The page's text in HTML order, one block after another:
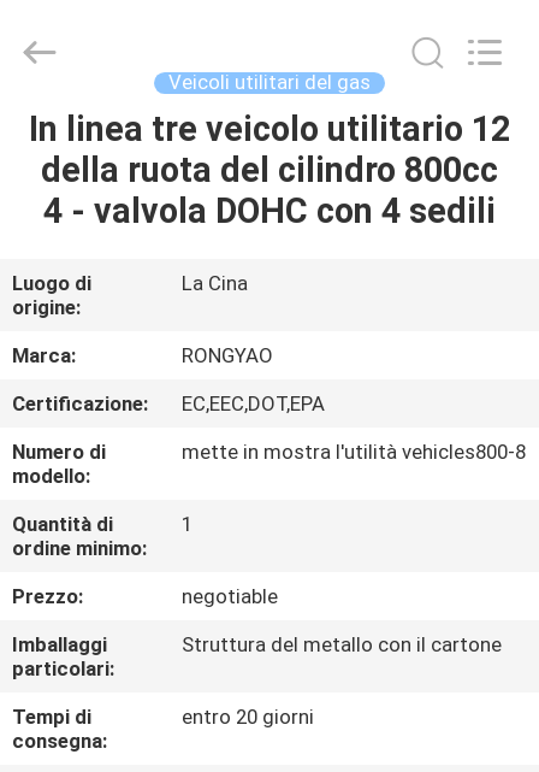
CASA
PRODOTTI
CIRCA
NOI
GIRO
DELLA
FABBRICA
CONTROLLO
DI
QUALITÀ
CONTATTICI
Rongyao
Vehicle
Reserved.
Veicoli utilitari del gas
In linea tre veicolo utilitario 12
della ruota del cilindro 800cc
4 - valvola DOHC con 4 sedili
Luogo di
origine:
La Cina
Marca:
RONGYAO
Certificazione:
EC,EEC,DOT,EPA
Numero di
modello:
mette in mostra l'utilità vehicles800-8
Quantità di
ordine minimo:
1
Prezzo:
negotiable
Imballaggi
particolari:
Struttura del metallo con il cartone
Tempi di
consegna:
entro 20 giorni